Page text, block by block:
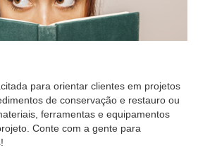
para orientar clientes em projetos
de conservação e restauro ou
ferramentas e equipamentos
Conte com a gente para